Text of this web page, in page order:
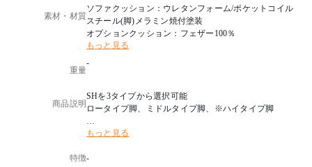
素材・材質
ソファクッション：ウレタンフォーム/ポケットコイル
スチール(脚)メラミン焼付塗装
オプションクッション：フェザー100％
もっと見る
重量
-
商品説明
SHを3タイプから選択可能
ロータイプ脚、ミドルタイプ脚、※ハイタイプ脚
アームの向き
タイプL：ソファ正面から見て左側にアーム有。
もっと見る
特徴-